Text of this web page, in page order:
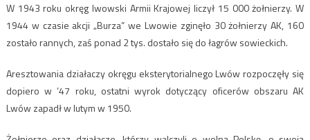
W 1943 roku okręg lwowski Armii Krajowej liczył 15 000 żołnierzy. W
1944 w czasie akcji „Burza” we Lwowie zginęło 30 żołnierzy AK, 160
zostało rannych, zaś ponad 2 tys. dostało się do łagrów sowieckich.
Aresztowania działaczy okręgu eksterytorialnego Lwów rozpoczęły się
dopiero w ’47 roku, ostatni wyrok dotyczący oficerów obszaru AK
Lwów zapadł w lutym w 1950.